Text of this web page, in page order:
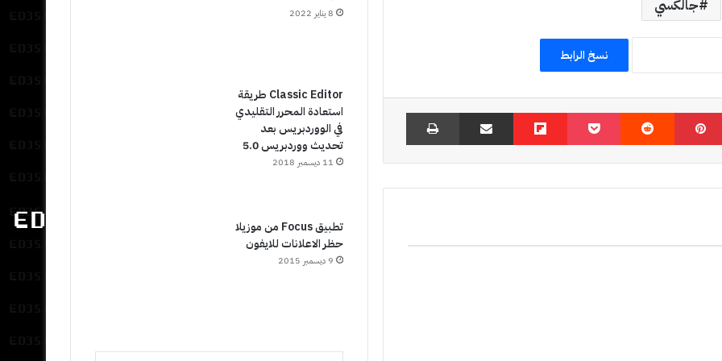
جالكسي
نسخ الرابط
بينتيريست ‏Reddit
‫Pocket
Flipboard مشاركة عبر البريد
8 يناير 2022
Classic Editor طريقة
استعادة المحرر التقليدي
في الووردبريس بعد
تحديث ووردبريس 5.0
11 ديسمبر 2018
تطبيق Focus من موزيلا
حظر الاعلانات للايفون
9 ديسمبر 2015